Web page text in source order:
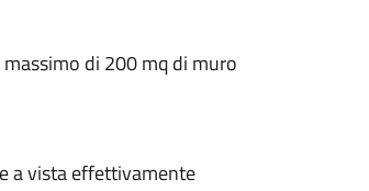
di 200 mq di muro
a vista effettivamente